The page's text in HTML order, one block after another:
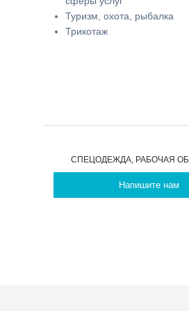
Туризм, охота, рыбалка
Трикотаж
СПЕЦОДЕЖДА, РАБОЧАЯ
Напишите нам